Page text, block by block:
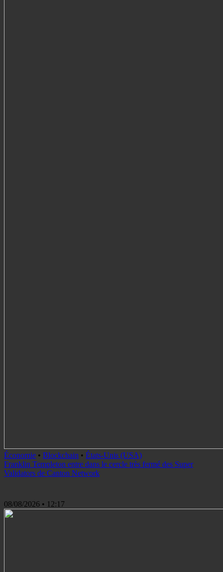
Économie • Blockchain • États-Unis (USA)
Franklin Templeton entre dans le cercle très fermé des Super
Validators de Canton Network
08/08/2026 • 12:17